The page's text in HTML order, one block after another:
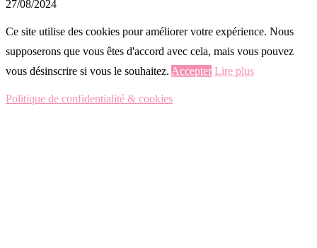
27/08/2024
Ce site utilise des cookies pour améliorer votre expérience. Nous
supposerons que vous êtes d'accord avec cela, mais vous pouvez
vous désinscrire si vous le souhaitez. Accepter Lire plus
Politique de confidentialité & cookies